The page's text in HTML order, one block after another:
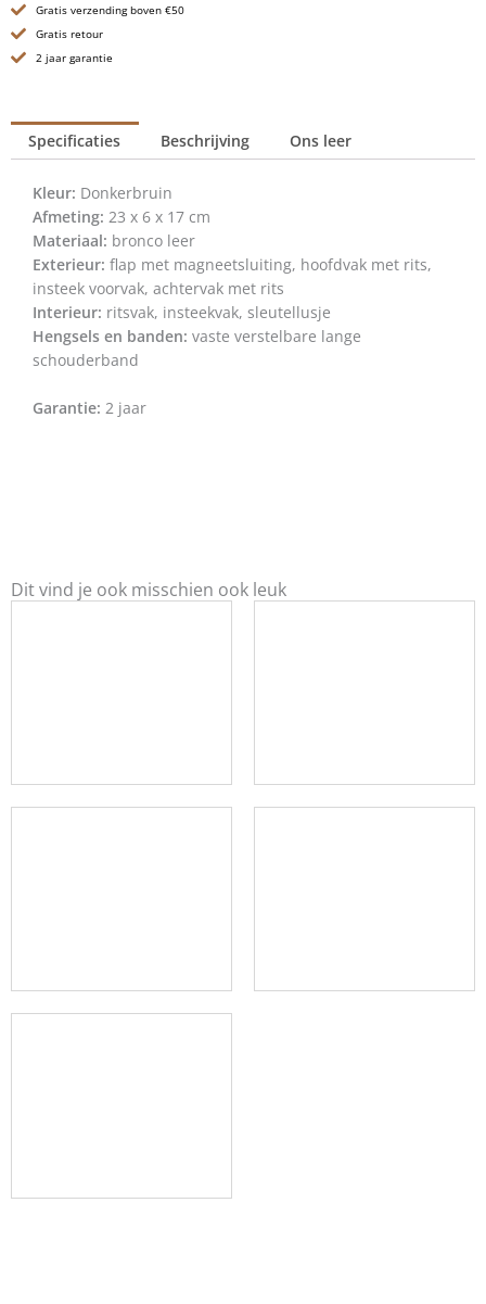
klep
-
Dakota
aantal
Gratis verzending boven €50
Gratis retour
2 jaar garantie
Specificaties Beschrijving Ons leer
Kleur: Donkerbruin
Afmeting: 23 x 6 x 17 cm
Materiaal: bronco leer
Exterieur: flap met magneetsluiting, hoofdvak met rits,
insteek voorvak, achtervak met rits
Interieur: ritsvak, insteekvak, sleutellusje
Hengsels en banden: vaste verstelbare lange
schouderband
Garantie: 2 jaar
Dit vind je ook misschien ook leuk